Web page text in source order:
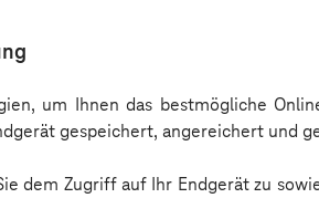
um Ihnen das bestmögliche
gespeichert, angereichert und
dem Zugriff auf Ihr Endgerät zu